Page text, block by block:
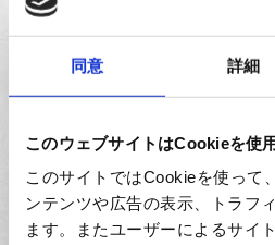
同意 詳細
このウェブサイトはCookieを使
このサイトではCookieを使って
ンテンツや広告の表示、トラフ
ます。またユーザーによるサイ
2021年にはアイナ・ジ・エンドと
『BLUE SOULS』がポカリスエッ
も注目を集めた。
2024年にはNHK総合『tiny desk
し、デビュー10周年ツアー『Ice
は映画監督・岩井俊二による映像